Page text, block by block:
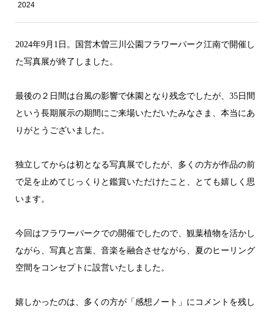
2024
2024年9月1日。国営木曽三川公園フラワーパーク江南で開催し
た写真展が終了しました。
最後の２日間は台風の影響で休園となり残念でしたが、35日間
という長期展示の期間にご来場いただいたみなさま、本当にあ
りがとうございました。
独立してからは初となる写真展でしたが、多くの方が作品の前
で足を止めてじっくりと鑑賞いただけたこと、とても嬉しく思
います。
今回はフラワーパークでの開催でしたので、観葉植物を活かし
ながら、写真と言葉、音楽を融合させながら、夏のヒーリング
空間をコンセプトに設営いたしました。
嬉しかったのは、多くの方が「感想ノート」にコメントを残し